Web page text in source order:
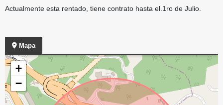
Actualmente esta rentado, tiene contrato hasta el.1ro de Julio.
Mapa
+
−